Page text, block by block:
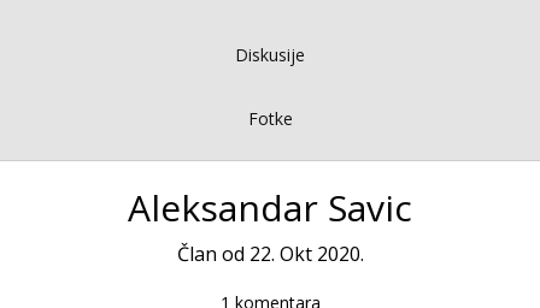
Diskusije
Fotke
Aleksandar Savic
Član od 22. Okt 2020.
1 komentara